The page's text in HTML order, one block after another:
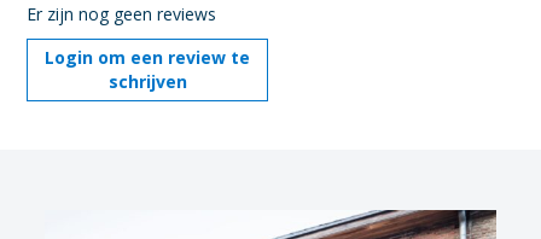
Er zijn nog geen reviews
Login om een review te
schrijven